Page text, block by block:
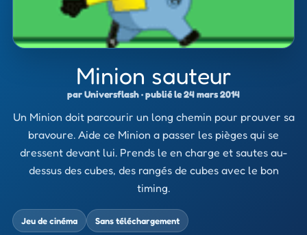
Minion sauteur
par Universflash · publié le 24 mars 2014
Un Minion doit parcourir un long chemin pour prouver sa
bravoure. Aide ce Minion a passer les pièges qui se
dressent devant lui. Prends le en charge et sautes au-
dessus des cubes, des rangés de cubes avec le bon
timing.
Jeu de cinéma Sans téléchargement